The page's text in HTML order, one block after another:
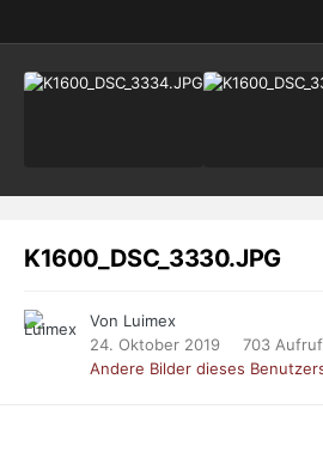
K1600_DSC_3330.JPG
Von Luimex
24. Oktober 2019
703
Andere Bilder dieses